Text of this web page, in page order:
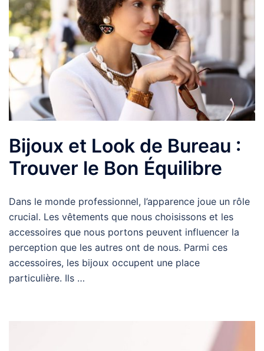
Bijoux et Look de Bureau :
Trouver le Bon Équilibre
Dans le monde professionnel, l’apparence joue un rôle
crucial. Les vêtements que nous choisissons et les
accessoires que nous portons peuvent influencer la
perception que les autres ont de nous. Parmi ces
accessoires, les bijoux occupent une place
particulière. Ils …